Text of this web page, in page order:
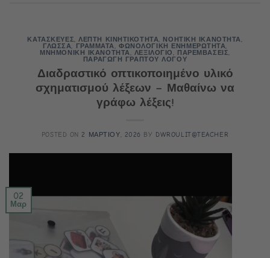
ΚΑΤΑΣΚΕΥΕΣ,ΛΕΠΤΗ ΚΙΝΗΤΙΚΟΤΗΤΑ, ΝΟΗΤΙΚΗ ΙΚΑΝΟΤΗΤΑ,
ΓΛΩΣΣΑ, ΓΡΑΜΜΑΤΑ,ΦΩΝΟΛΟΓΙΚΗ ΕΝΗΜΕΡΩΤΗΤΑ,
ΜΝΗΜΟΝΙΚΗ ΙΚΑΝΟΤΗΤΑ, ΛΕΞΙΛΟΓΙΟ, ΠΑΡΕΜΒΑΣΕΙΣ,
ΠΑΡΑΓΩΓΗ ΓΡΑΠΤΟΥ ΛΟΓΟΥ
Διαδραστικό οπτικοποιημένο υλικό
σχηματισμού λέξεων – Μαθαίνω να
γράφω λέξεις!
POSTED ON 2 ΜΑΡΤΙΟΥ, 2026 BY DWROULIT@TEACHER
02
Μαρ